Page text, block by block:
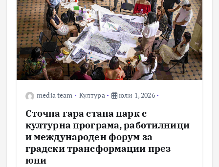
media team Култура юли 1, 2026
Сточна гара стана парк с
културна програма, работилници
и международен форум за
градски трансформации през
юни